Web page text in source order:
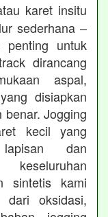
karet insitu
sederhana –
penting untuk
dirancang
aspal,
disiapkan
benar. Jogging
kecil yang
lapisan dan
sintetis kami
dari oksidasi,